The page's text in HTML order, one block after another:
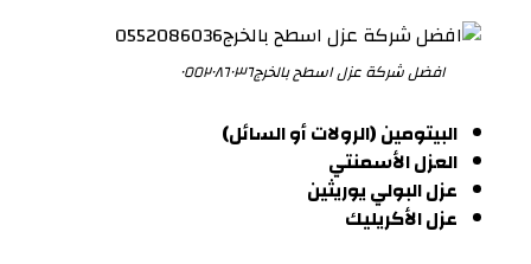
افضل شركة عزل اسطح بالخرج٠٥٥٢٠٨٦٠٣٦
البيتومين (الرولات أو السائل)
العزل الأسمنتي
عزل البولي يوريثين
عزل الأكريليك